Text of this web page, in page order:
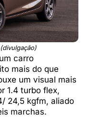
carro
mais do que
um visual mais
1.4 turbo flex,
24,5 kgfm, aliado
marchas.